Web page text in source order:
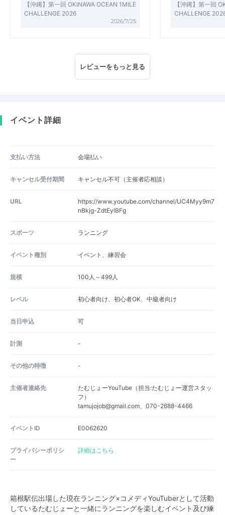
【沖縄】第一回 OKINAWA OCEAN 1MILE
CHALLENGE 2026
2026/7/25
【沖縄】第一回
CHALLENGE
レビューをもっと見る
イベント詳細
支払い方法 会場払い
キャンセル受付期間 キャンセル不可（主催者応相談）
URL
https://www.youtube.com/channel/UC4Myy9m7
nBkjg-ZdtEylBFg
スポーツ ランニング
イベント種別 イベント、練習会
規模 100人～499人
レベル 初心者向け、初心者OK、中級者向け
当日申込 可
計測 -
その他の特徴 -
主催者連絡先
たむじょーYouTube（担当:たむじょー運営スタッ
フ）
tamujojob@gmail.com、070-2688-4466
イベントID E0062620
プライバシーポリシ
ー
詳細はこちら
箱根駅伝出場した現在ランニング×コメディYouTuberとして活動
しているたむじょーと一緒にランニングを楽しむイベント及び練